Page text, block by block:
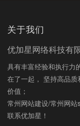
关于我们
优加星网络科技有
具有丰富经验和执行力
在了一起， 坚持高品
价值；
常州网站建设/常州网
联系优加星！